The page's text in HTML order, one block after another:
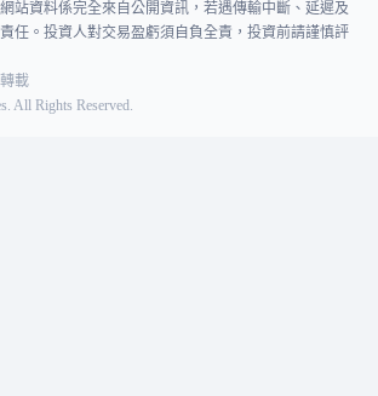
站資料係完全來自公開資訊，若遇傳輸中斷、延遲及
任。投資人對交易盈虧須自負全責，投資前請謹慎評
載
All Rights Reserved.